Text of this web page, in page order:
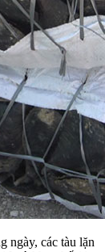
ngày, các tàu lặn